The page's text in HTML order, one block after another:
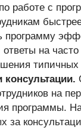
работе с
программу
ответы на
на
программы.
за